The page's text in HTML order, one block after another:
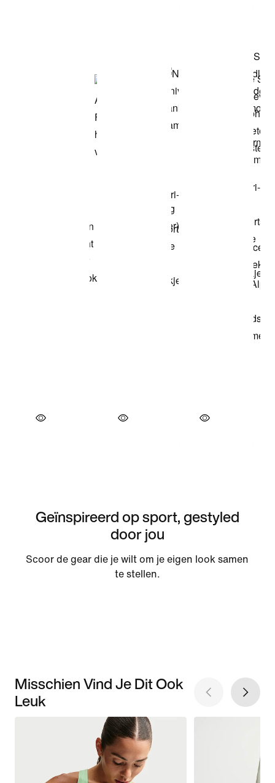
Geïnspireerd op sport, gestyled
door jou
Scoor de gear die je wilt om je eigen look samen
te stellen.
Misschien Vind Je Dit Ook
Leuk